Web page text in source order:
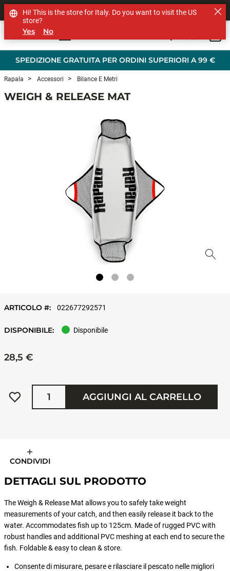
SPEDIZIONE GRATUITA PER ORDINI SUPERIORI A 99 €
SHOP OTHER BRANDS
Rapala Accessori Bilance E Metri
WEIGH & RELEASE MAT
ARTICOLO #: 022677292571
DISPONIBILE: Disponibile
28,5 €
Quantità
AGGIUNGI AL CARRELLO
CONDIVIDI
DETTAGLI SUL PRODOTTO
The Weigh & Release Mat allows you to safely take weight
measurements of your catch, and then easily release it back to the
water. Accommodates fish up to 125cm. Made of rugged PVC with
robust handles and additional PVC meshing at each end to secure the
fish. Foldable & easy to clean & store.
Consente di misurare, pesare e rilasciare il pescato nelle migliori
Hi! This is the store for Italy. Do you want to visit the US
store?
Yes No